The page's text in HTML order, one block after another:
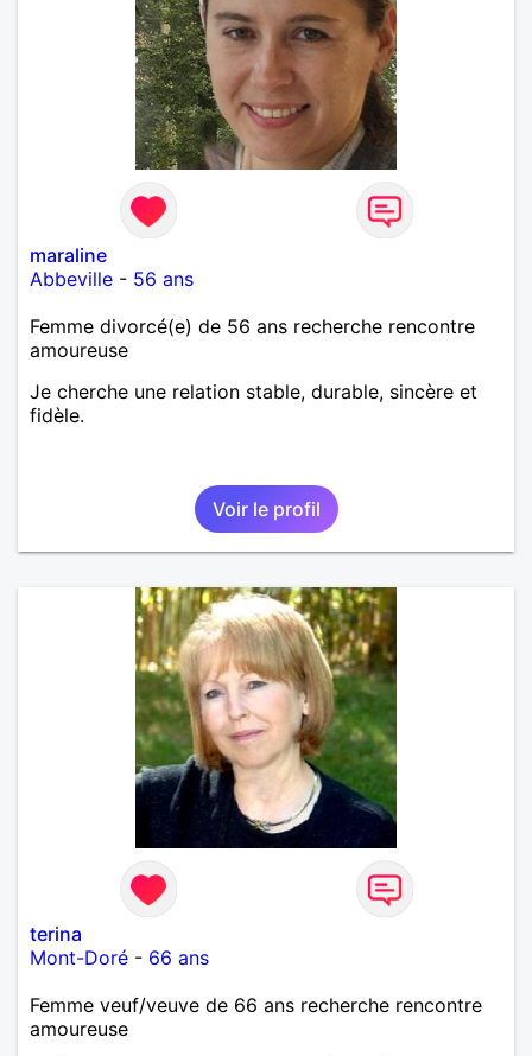
maraline
Abbeville - 56 ans
Femme divorcé(e) de 56 ans recherche rencontre
amoureuse
Je cherche une relation stable, durable, sincère et
fidèle.
Voir le profil
terina
Mont-Doré - 66 ans
Femme veuf/veuve de 66 ans recherche rencontre
amoureuse